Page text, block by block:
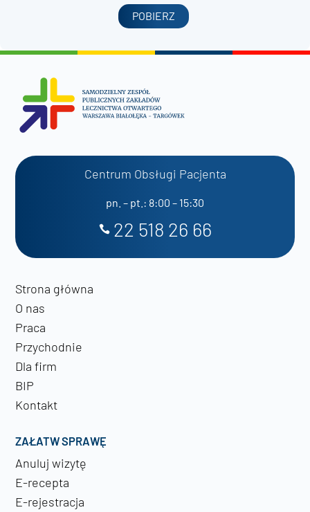
POBIERZ
Centrum Obsługi Pacjenta
pn. – pt.: 8:00 – 15:30
22 518 26 66
Strona główna
O nas
Praca
Przychodnie
Dla firm
BIP
Kontakt
ZAŁATW SPRAWĘ
Anuluj wizytę
E-recepta
E-rejestracja